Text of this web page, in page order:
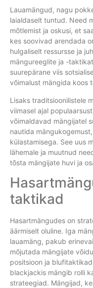
Lauamängud, nagu
laialdaselt tuntud. Need
mõtlemist ja oskusi, et
kes soovivad arendada
hulgaliselt ressursse ja
mängureeglite ja -
suurepärane viis
võimalust mängida koos
Lisaks traditsioonilistele
viimasel ajal
võimaldavad mängijatel
nautida
külastamisega. See uus
lähemale ja muutnud
tõsta mängijate huvi ja
taktikad
Hasartmängudes on
äärmiselt oluline. Iga
lauamäng, pakub
mõjutada mängijate
positsioon ja
blackjackis mängib rolli
strateegiad. Mängijad,